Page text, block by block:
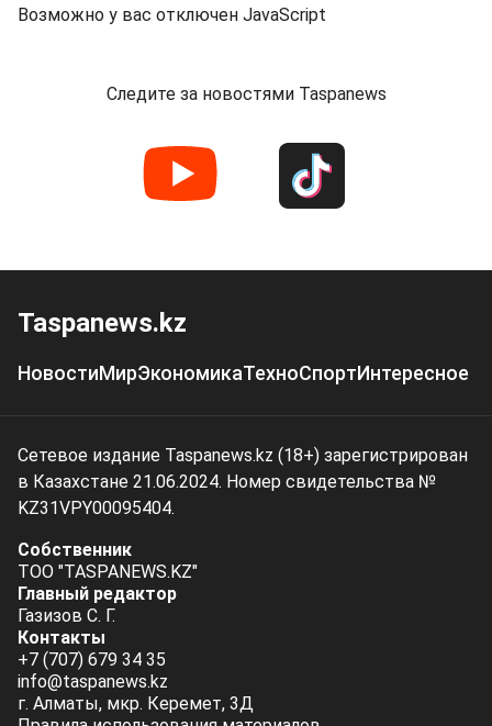
Возможно у вас отключен JavaScript
Следите за новостями Taspanews
Taspanews.kz
НовостиМирЭкономикаТехноСпортИнтересное
Сетевое издание Taspanews.kz (18+) зарегистрирован
в Казахстане 21.06.2024. Номер свидетельства №
KZ31VPY00095404.
Собственник
ТОО "TASPANEWS.KZ"
Главный редактор
Газизов С. Г.
Контакты
+7 (707) 679 34 35
info@taspanews.kz
г. Алматы, мкр. Керемет, 3Д